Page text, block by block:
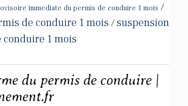
immediate du permis de conduire 1 mois /
de conduire 1 mois /suspension
1 mois
du permis de conduire |